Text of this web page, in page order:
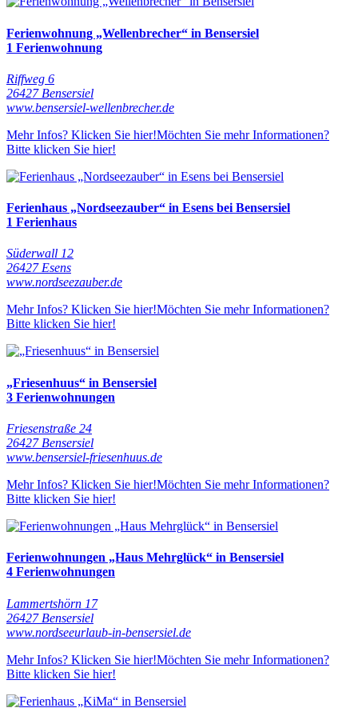
Ferienwohnung „Wellenbrecher“ in Bensersiel
1 Ferienwohnung
Riffweg 6
26427 Bensersiel
www.bensersiel-wellenbrecher.de
Mehr Infos? Klicken Sie hier!Möchten Sie mehr Informationen?
Bitte klicken Sie hier!
Ferienhaus „Nordseezauber“ in Esens bei Bensersiel
1 Ferienhaus
Süderwall 12
26427 Esens
www.nordseezauber.de
Mehr Infos? Klicken Sie hier!Möchten Sie mehr Informationen?
Bitte klicken Sie hier!
„Friesenhuus“ in Bensersiel
3 Ferienwohnungen
Friesenstraße 24
26427 Bensersiel
www.bensersiel-friesenhuus.de
Mehr Infos? Klicken Sie hier!Möchten Sie mehr Informationen?
Bitte klicken Sie hier!
Ferienwohnungen „Haus Mehrglück“ in Bensersiel
4 Ferienwohnungen
Lammertshörn 17
26427 Bensersiel
www.nordseeurlaub-in-bensersiel.de
Mehr Infos? Klicken Sie hier!Möchten Sie mehr Informationen?
Bitte klicken Sie hier!